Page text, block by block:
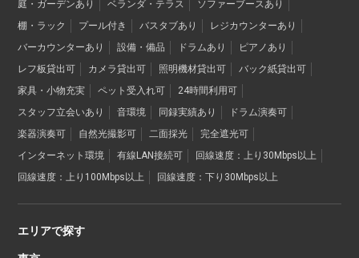
庭・ガーデンあり
ベランダ・テラス
ソファーブースあり
棚・ラック
プール付き バスタブあり
レジカウンターあり
バーカウンターあり
設備・備品 ドラムあり
ピアノあり
レフ板貸出可
カメラ貸出可 照明機材貸出可
バック紙貸出可
家具・小物充実
ペット受入れ可
24時間利用可
スタッフ立会いあり
音環境 同録実績あり
ドラム演奏可
楽器演奏可
自然光撮影可 二面採光
完全遮光可
インターネット環境
有線LAN接続可
回線速度：上り30Mbps以上
回線速度：上り100Mbps以上
回線速度：下り30Mbps以上
エリアで探す